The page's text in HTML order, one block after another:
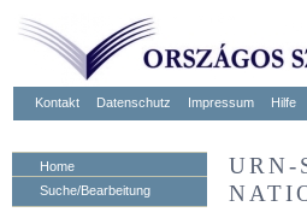
Kontakt Datenschutz Impressum Hilfe
Home
Suche/Bearbeitung
URN-